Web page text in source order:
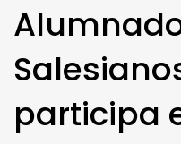
participa